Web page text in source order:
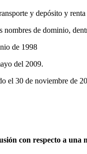
y depósito y
de dominio,
de 1998
del 2009.
el 30 de noviembre de
con respecto a una